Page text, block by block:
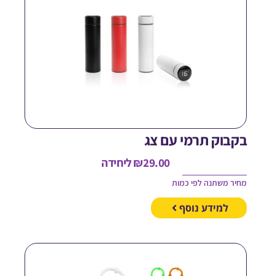
תרמי עם צג
₪ליחידה
משתנה לפי כמות
למידע נוסף